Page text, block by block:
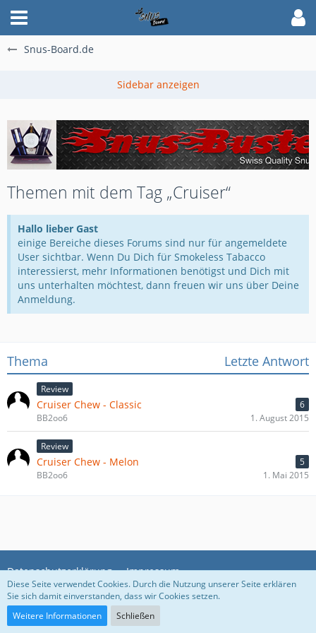
Snus-Board.de
Themen mit dem Tag „Cruiser“
Hallo lieber Gast
einige Bereiche dieses Forums sind nur für angemeldete
User sichtbar. Wenn Du Dich für Smokeless Tabacco
interessierst, mehr Informationen benötigst und Dich mit
uns unterhalten möchtest, dann freuen wir uns über Deine
Anmeldung.
Thema Letzte Antwort
Review
Cruiser Chew - Classic
6
BB2oo6
1. August 2015
Review
Cruiser Chew - Melon
5
BB2oo6
1. Mai 2015
Datenschutzerklärung Impressum
Community-Software:
Diese Seite verwendet Cookies. Durch die Nutzung unserer Seite erklären
Sie sich damit einverstanden, dass wir Cookies setzen.
Weitere Informationen
Schließen